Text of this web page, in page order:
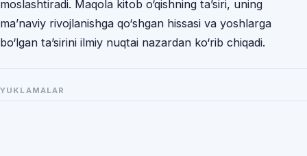
moslashtiradi. Maqola kitob o‘qishning ta’siri, uning
ma’naviy rivojlanishga qo‘shgan hissasi va yoshlarga
bo‘lgan ta’sirini ilmiy nuqtai nazardan ko‘rib chiqadi.
YUKLAMALAR